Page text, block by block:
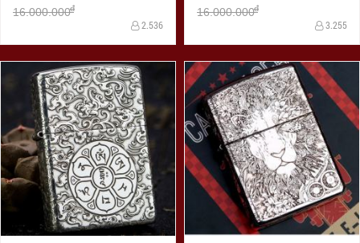
16.000.000đ
2.536
16.000.000đ
3.255